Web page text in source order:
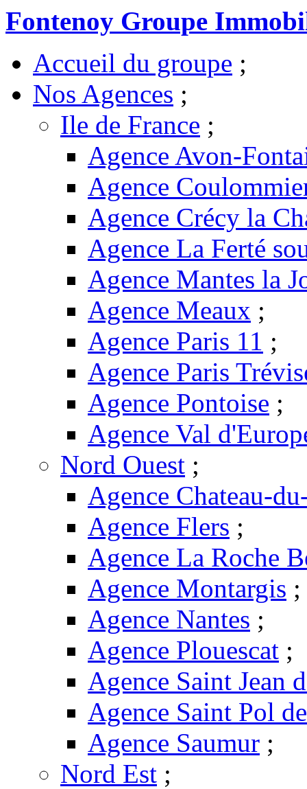
Fontenoy Groupe
Accueil du groupe ;
Nos Agences ;
Ile de France ;
Agence Avon-
Agence
Agence Crécy la
Agence La Ferté
Agence Mantes la
Agence Meaux ;
Agence Paris 11 ;
Agence Paris
Agence Pontoise ;
Agence Val
Nord Ouest ;
Agence Chateau-
Agence Flers ;
Agence La Roche
Agence Montargis ;
Agence Nantes ;
Agence Plouescat ;
Agence Saint Jean
Agence Saint Pol
Agence Saumur ;
Nord Est ;